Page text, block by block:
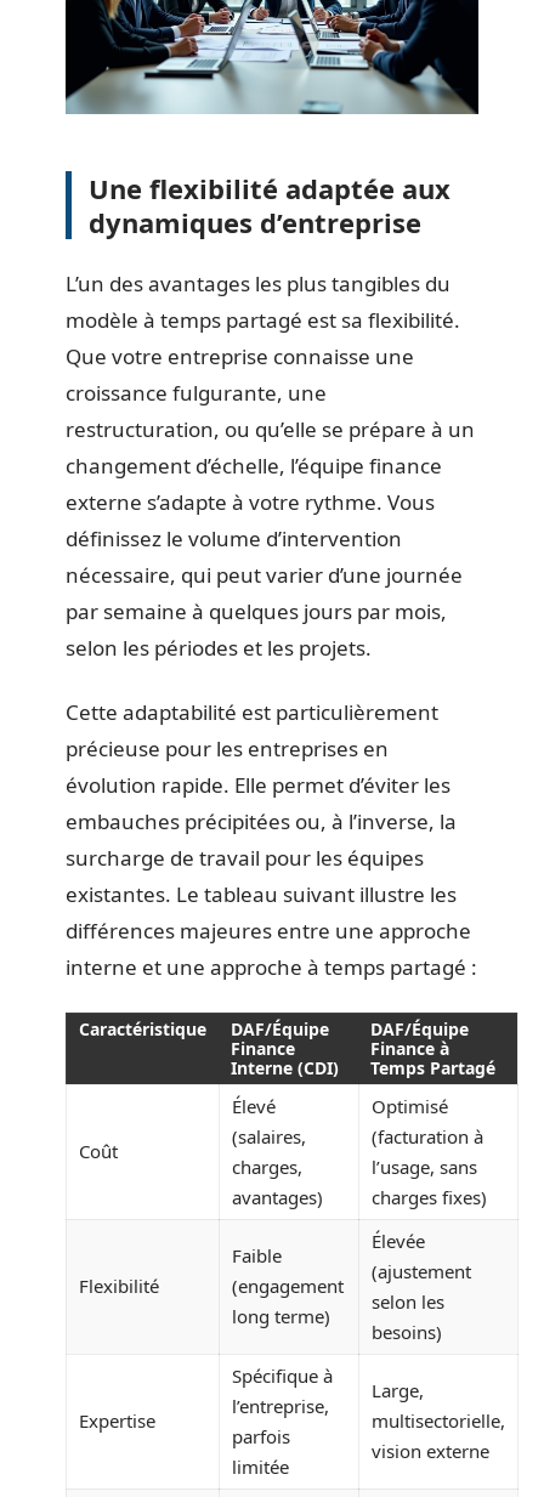
Une flexibilité adaptée aux
dynamiques d’entreprise
L’un des avantages les plus tangibles du
modèle à temps partagé est sa flexibilité.
Que votre entreprise connaisse une
croissance fulgurante, une
restructuration, ou qu’elle se prépare à un
changement d’échelle, l’équipe finance
externe s’adapte à votre rythme. Vous
définissez le volume d’intervention
nécessaire, qui peut varier d’une journée
par semaine à quelques jours par mois,
selon les périodes et les projets.
Cette adaptabilité est particulièrement
précieuse pour les entreprises en
évolution rapide. Elle permet d’éviter les
embauches précipitées ou, à l’inverse, la
surcharge de travail pour les équipes
existantes. Le tableau suivant illustre les
différences majeures entre une approche
interne et une approche à temps partagé :
Caractéristique
DAF/Équipe
Finance
Interne (CDI)
DAF/Équipe
Finance à
Temps Partagé
Coût
Élevé
(salaires,
charges,
avantages)
Optimisé
(facturation à
l’usage, sans
charges fixes)
Flexibilité
Faible
(engagement
long terme)
Élevée
(ajustement
selon les
besoins)
Expertise
Spécifique à
l’entreprise,
parfois
limitée
Large,
multisectorielle,
vision externe